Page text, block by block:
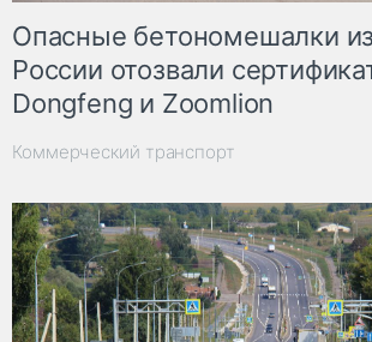
Опасные бетономешалки
России отозвали
Dongfeng и Zoomlion
Коммерческий транспорт